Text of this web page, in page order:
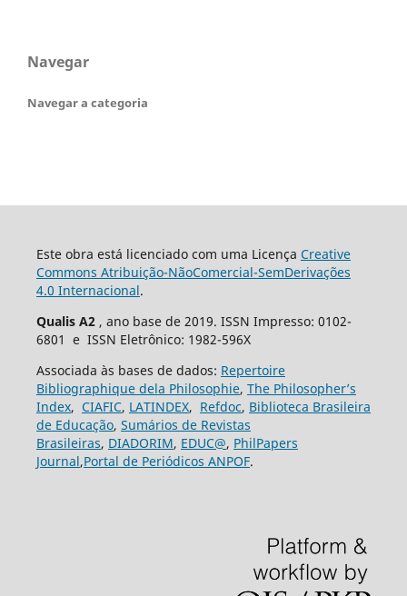
Navegar
Navegar a categoria
Este obra está licenciado com uma Licença Creative
Commons Atribuição-NãoComercial-SemDerivações
4.0 Internacional.
Qualis A2 , ano base de 2019. ISSN Impresso: 0102-
6801 e ISSN Eletrônico: 1982-596X
Associada às bases de dados: Repertoire
Bibliographique dela Philosophie, The Philosopher’s
Index, CIAFIC, LATINDEX, Refdoc, Biblioteca Brasileira
de Educação, Sumários de Revistas
Brasileiras, DIADORIM, EDUC@, PhilPapers
Journal,Portal de Periódicos ANPOF.